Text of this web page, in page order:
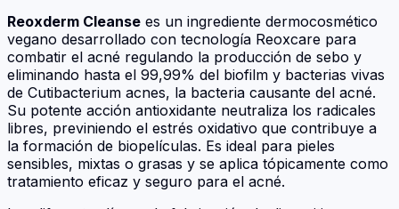
Reoxderm Cleanse es un ingrediente dermocosmético
vegano desarrollado con tecnología Reoxcare para
combatir el acné regulando la producción de sebo y
eliminando hasta el 99,99% del biofilm y bacterias vivas
de Cutibacterium acnes, la bacteria causante del acné.
Su potente acción antioxidante neutraliza los radicales
libres, previniendo el estrés oxidativo que contribuye a
la formación de biopelículas. Es ideal para pieles
sensibles, mixtas o grasas y se aplica tópicamente como
tratamiento eficaz y seguro para el acné.